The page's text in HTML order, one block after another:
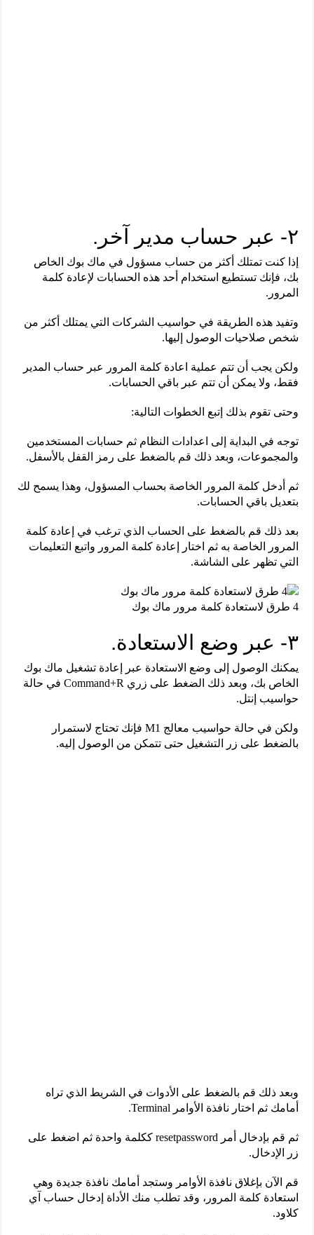
٢- عبر حساب مدير آخر.
إذا كنت تمتلك أكثر من حساب مسؤول في ماك بوك الخاص
بك، فإنك تستطيع استخدام أحد هذه الحسابات لإعادة كلمة
المرور.
وتفيد هذه الطريقة في حواسيب الشركات التي يمتلك أكثر من
شخص صلاحيات الوصول إليها.
ولكن يجب أن تتم عملية اعادة كلمة المرور عبر حساب المدير
فقط، ولا يمكن أن تتم عبر باقي الحسابات.
وحتى تقوم بذلك إتبع الخطوات التالية:
توجه في البداية إلى اعدادات النظام ثم حسابات المستخدمين
والمجموعات، وبعد ذلك قم بالضغط على رمز القفل بالأسفل.
ثم أدخل كلمة المرور الخاصة بحساب المسؤول، وهذا يسمح لك
بتعديل باقي الحسابات.
بعد ذلك قم بالضغط على الحساب الذي ترغب في إعادة كلمة
المرور الخاصة به ثم اختار إعادة كلمة المرور واتبع التعليمات
التي تظهر على الشاشة.
4 طرق لاستعادة كلمة مرور ماك بوك
٣- عبر وضع الاستعادة.
يمكنك الوصول إلى وضع الاستعادة عبر إعادة تشغيل ماك بوك
الخاص بك، وبعد ذلك الضغط على زري Command+R في حالة
حواسيب إنتل.
ولكن في حالة حواسيب معالج M1 فإنك تحتاج لاستمرار
بالضغط على زر التشغيل حتى تتمكن من الوصول إليه.
وبعد ذلك قم بالضغط على الأدوات في الشريط الذي تراه
أمامك ثم اختار نافذة الأوامر Terminal.
ثم قم بإدخال أمر resetpassword ككلمة واحدة ثم اضغط على
زر الإدخال.
قم الآن بإغلاق نافذة الأوامر وستجد أمامك نافذة جديدة وهي
استعادة كلمة المرور، وقد تطلب منك الأداة إدخال حساب آي
كلاود.